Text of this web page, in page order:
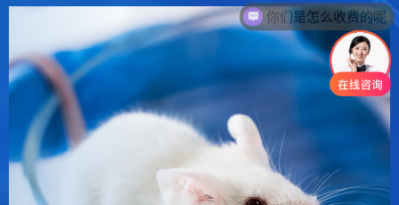
你们是怎么收费的呢